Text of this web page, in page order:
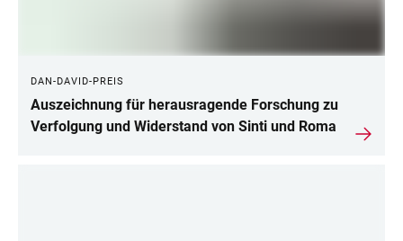
DAN-DAVID-PREIS
Auszeichnung für herausragende Forschung zu
Verfolgung und Widerstand von Sinti und Roma